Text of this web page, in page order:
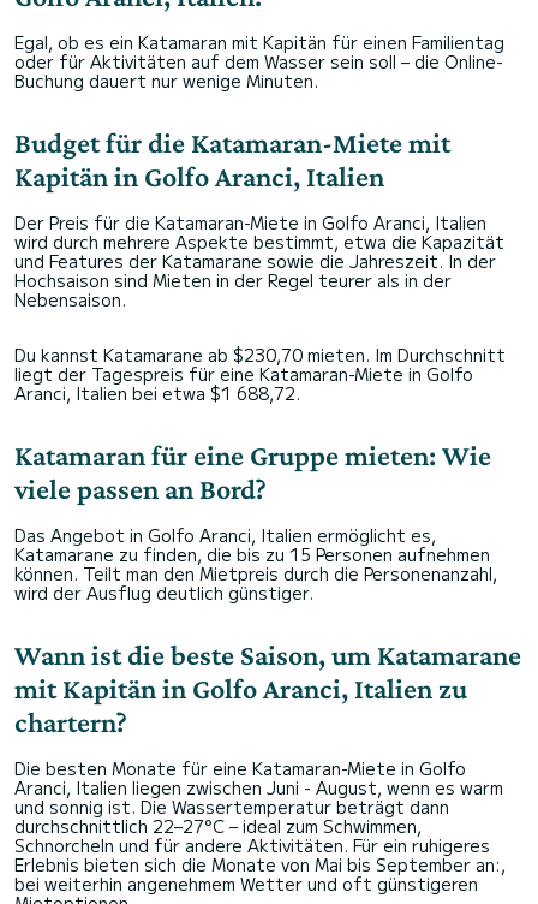
Egal, ob es ein Katamaran mit Kapitän für einen Familientag
oder für Aktivitäten auf dem Wasser sein soll – die Online-
Buchung dauert nur wenige Minuten.
Budget für die Katamaran-Miete mit
Kapitän in Golfo Aranci, Italien
Der Preis für die Katamaran-Miete in Golfo Aranci, Italien
wird durch mehrere Aspekte bestimmt, etwa die Kapazität
und Features der Katamarane sowie die Jahreszeit. In der
Hochsaison sind Mieten in der Regel teurer als in der
Nebensaison.
Du kannst Katamarane ab $230,70 mieten. Im Durchschnitt
liegt der Tagespreis für eine Katamaran-Miete in Golfo
Aranci, Italien bei etwa $1 688,72.
Katamaran für eine Gruppe mieten: Wie
viele passen an Bord?
Das Angebot in Golfo Aranci, Italien ermöglicht es,
Katamarane zu finden, die bis zu 15 Personen aufnehmen
können. Teilt man den Mietpreis durch die Personenanzahl,
wird der Ausflug deutlich günstiger.
Wann ist die beste Saison, um Katamarane
mit Kapitän in Golfo Aranci, Italien zu
chartern?
Die besten Monate für eine Katamaran-Miete in Golfo
Aranci, Italien liegen zwischen Juni - August, wenn es warm
und sonnig ist. Die Wassertemperatur beträgt dann
durchschnittlich 22–27°C – ideal zum Schwimmen,
Schnorcheln und für andere Aktivitäten. Für ein ruhigeres
Erlebnis bieten sich die Monate von Mai bis September an:,
bei weiterhin angenehmem Wetter und oft günstigeren